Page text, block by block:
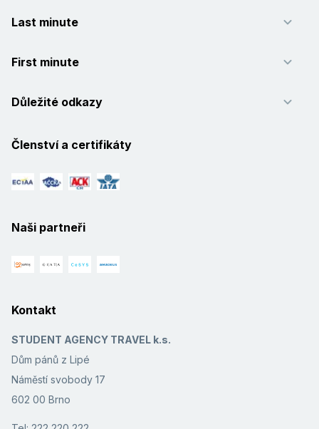
Last minute
First minute
Důležité odkazy
Členství a certifikáty
Naši partneři
Kontakt
STUDENT AGENCY TRAVEL k.s.
Dům pánů z Lipé
Náměstí svobody 17
602 00 Brno